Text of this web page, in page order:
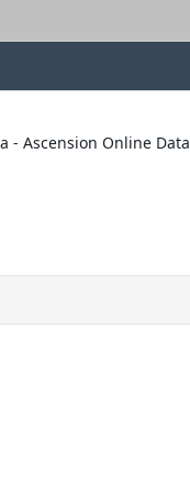
Ascension Online